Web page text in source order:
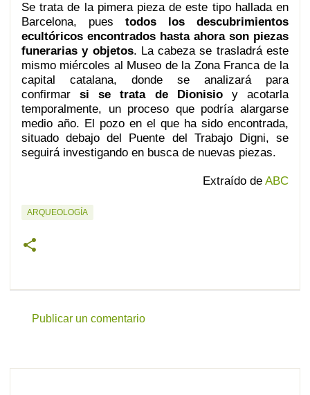
Se trata de la pimera pieza de este tipo hallada en
Barcelona, pues todos los descubrimientos
ecultóricos encontrados hasta ahora son piezas
funerarias y objetos. La cabeza se trasladrá este
mismo miércoles al Museo de la Zona Franca de la
capital catalana, donde se analizará para
confirmarsi se trata de Dionisio y acotarla
temporalmente, un proceso que podría alargarse
medio año. El pozo en el que ha sido encontrada,
situado debajo del Puente del Trabajo Digni, se
seguirá investigando en busca de nuevas piezas.
Extraído de ABC
ARQUEOLOGÍA
Publicar un comentario